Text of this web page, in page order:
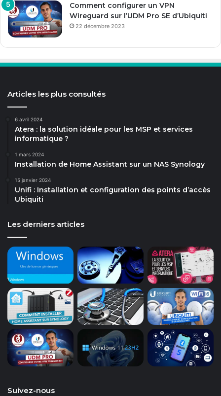
Comment configurer un VPN
Wireguard sur l’UDM Pro SE d’Ubiquiti
22 décembre 2023
Articles les plus consultés
6 avril 2024
Atera : la solution idéale pour les MSP et services
informatique ?
1 mars 2024
Installation de Home Assistant sur un NAS Synology
15 janvier 2024
Unifi : Installation et configuration des points d’accès
Ubiquiti
Les derniers articles
Suivez-nous